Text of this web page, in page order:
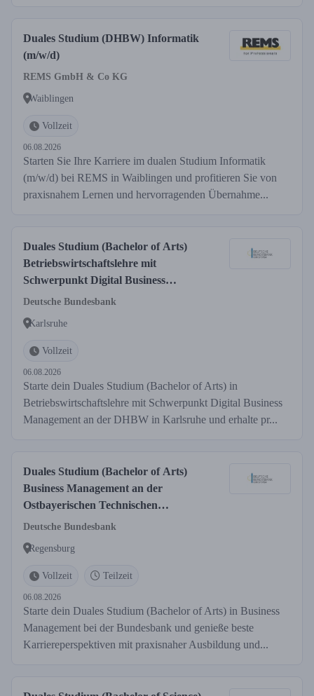
Duales Studium (DHBW) Informatik
(m/w/d)
REMS GmbH & Co KG
Waiblingen
Vollzeit
06.08.2026
Starten Sie Ihre Karriere im dualen Studium Informatik
(m/w/d) bei REMS in Waiblingen und profitieren Sie von
praxisnahem Lernen und hervorragenden Übernahme...
Duales Studium (Bachelor of Arts)
Betriebswirtschaftslehre mit
Schwerpunkt Digital Business
Management an der Dualen
(DHBW) in Karlsruhe
Deutsche Bundesbank
Karlsruhe
Vollzeit
06.08.2026
Starte dein Duales Studium (Bachelor of Arts) in
Betriebswirtschaftslehre mit Schwerpunkt Digital Business
Management an der DHBW in Karlsruhe und erhalte pr...
Duales Studium (Bachelor of Arts)
Business Management an der
Ostbayerischen Technischen
Hochschule (OTH) in Regensburg
Deutsche Bundesbank
Regensburg
Vollzeit Teilzeit
06.08.2026
Starte dein Duales Studium (Bachelor of Arts) in Business
Management bei der Bundesbank und genieße beste
Karriereperspektiven mit praxisnaher Ausbildung und...